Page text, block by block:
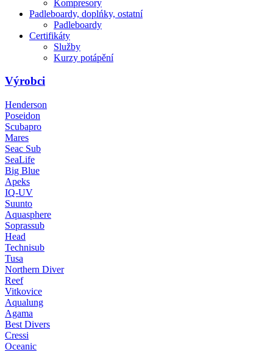
Kompresory
Padleboardy, doplńky, ostatní
Padleboardy
Certifikáty
Služby
Kurzy potápění
Výrobci
Henderson
Poseidon
Scubapro
Mares
Seac Sub
SeaLife
Big Blue
Apeks
IQ-UV
Suunto
Aquasphere
Soprassub
Head
Technisub
Tusa
Northern Diver
Reef
Vitkovice
Aqualung
Agama
Best Divers
Cressi
Oceanic